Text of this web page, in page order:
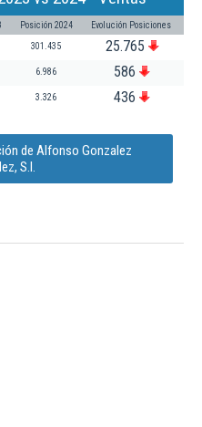
Posición 2024 Evolución Posiciones
301.435 25.765
6.986 586
3.326 436
de Alfonso Gonzalez
S.l.